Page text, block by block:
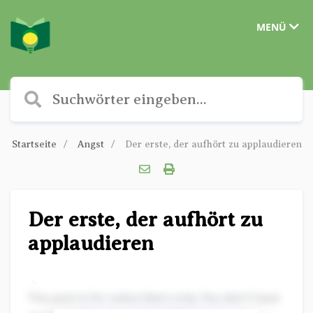
MENÜ
Startseite Angst Der erste, der aufhört zu applaudieren
Der erste, der aufhört zu
applaudieren